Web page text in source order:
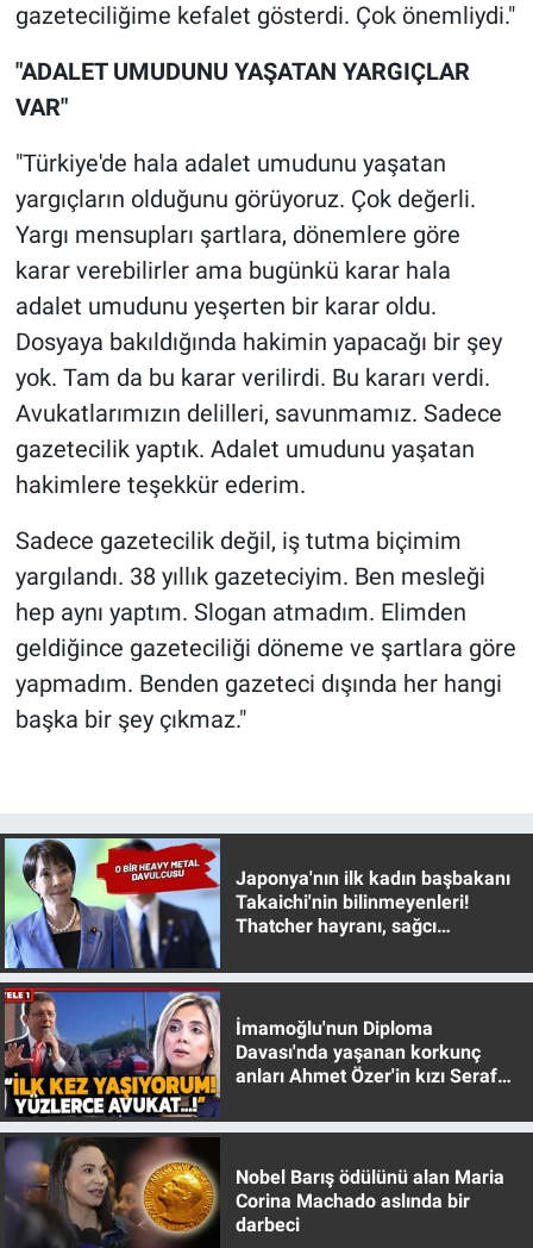
gazeteciliğime kefalet gösterdi. Çok önemliydi."
"ADALET UMUDUNU YAŞATAN YARGIÇLAR
VAR"
"Türkiye'de hala adalet umudunu yaşatan
yargıçların olduğunu görüyoruz. Çok değerli.
Yargı mensupları şartlara, dönemlere göre
karar verebilirler ama bugünkü karar hala
adalet umudunu yeşerten bir karar oldu.
Dosyaya bakıldığında hakimin yapacağı bir şey
yok. Tam da bu karar verilirdi. Bu kararı verdi.
Avukatlarımızın delilleri, savunmamız. Sadece
gazetecilik yaptık. Adalet umudunu yaşatan
hakimlere teşekkür ederim.
Sadece gazetecilik değil, iş tutma biçimim
yargılandı. 38 yıllık gazeteciyim. Ben mesleği
hep aynı yaptım. Slogan atmadım. Elimden
geldiğince gazeteciliği döneme ve şartlara göre
yapmadım. Benden gazeteci dışında her hangi
başka bir şey çıkmaz."
Japonya'nın ilk kadın başbakanı
Takaichi'nin bilinmeyenleri!
Thatcher hayranı, sağcı
İmamoğlu'nun Diploma
Davası'nda yaşanan korkunç
anları Ahmet Özer'in kızı Seraf
Nobel Barış ödülünü alan Maria
Corina Machado aslında bir
darbeci
Türkiye'nin Geleceği
Türkiye'nin Gündemi
Yerel Yaşam
Canlı Yayın